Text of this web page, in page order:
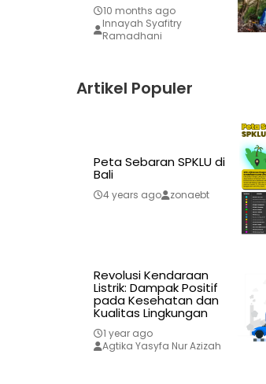
10 months ago
Innayah Syafitry
Ramadhani
Artikel Populer
Peta Sebaran SPKLU di
Bali
4 years ago zonaebt
Revolusi Kendaraan
Listrik: Dampak Positif
pada Kesehatan dan
Kualitas Lingkungan
1 year ago
Agtika Yasyfa Nur Azizah